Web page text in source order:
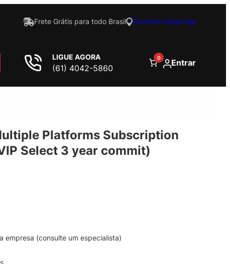
Frete Grátis para todo Brasil Encontre nossa loja
LIGUE AGORA
(61) 4042-5860
0 Entrar
Platforms Subscription
Select 3 year commit)
empresa (consulte um especialista)